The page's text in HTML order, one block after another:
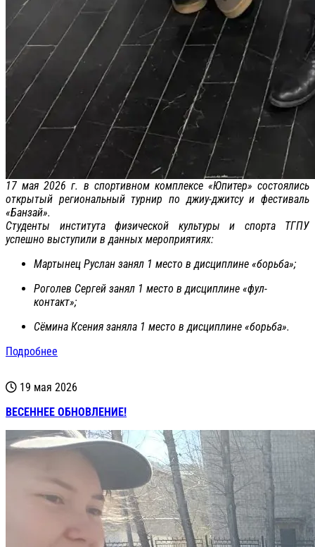
17 мая 2026 г. в спортивном комплексе «Юпитер» состоялись
открытый региональный турнир по джиу-джитсу и фестиваль
«Банзай».
Студенты института физической культуры и спорта ТГПУ
успешно выступили в данных мероприятиях:
Мартынец Руслан занял 1 место в дисциплине «борьба»;
Роголев Сергей занял 1 место в дисциплине «фул-
контакт»;
Сёмина Ксения заняла 1 место в дисциплине «борьба».
Подробнее
19 мая 2026
ВЕСЕННЕЕ ОБНОВЛЕНИЕ!